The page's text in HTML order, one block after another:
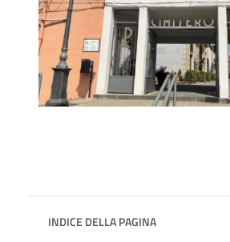
INDICE DELLA PAGINA